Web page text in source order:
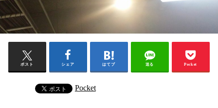
ポスト シェア はてブ 送る Pocket
Pocket